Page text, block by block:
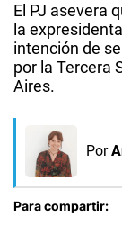
El PJ asevera
la
intención de
por la Tercera
Aires.
Por
Para compartir: